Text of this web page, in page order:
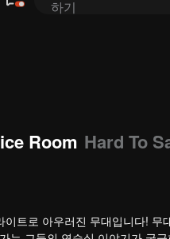
Room Hard To
트로 아우러진 무대입니다! 무